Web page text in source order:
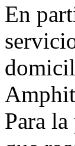
En
Para